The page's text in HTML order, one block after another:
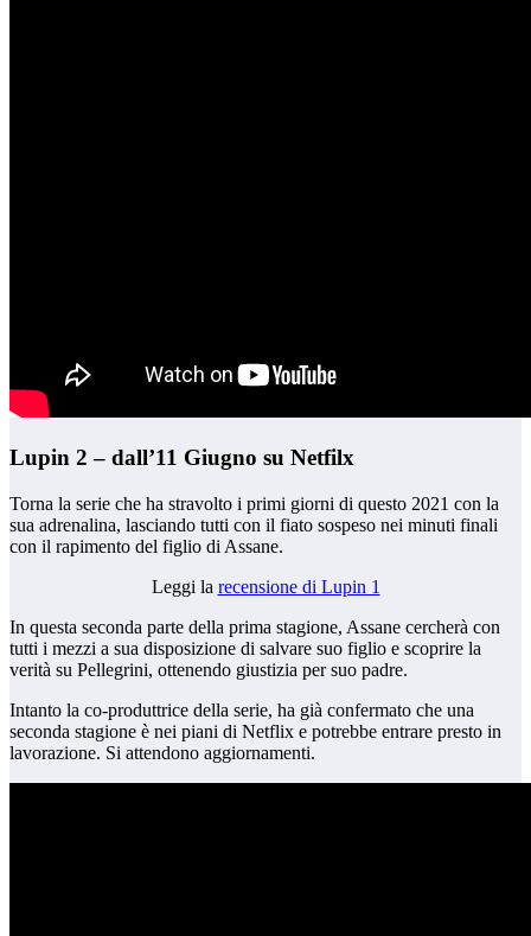
Lupin 2 – dall’11 Giugno su Netfilx
Torna la serie che ha stravolto i primi giorni di questo 2021 con la
sua adrenalina, lasciando tutti con il fiato sospeso nei minuti finali
con il rapimento del figlio di Assane.
Leggi la recensione di Lupin 1
In questa seconda parte della prima stagione, Assane cercherà con
tutti i mezzi a sua disposizione di salvare suo figlio e scoprire la
verità su Pellegrini, ottenendo giustizia per suo padre.
Intanto la co-produttrice della serie, ha già confermato che una
seconda stagione è nei piani di Netflix e potrebbe entrare presto in
lavorazione. Si attendono aggiornamenti.